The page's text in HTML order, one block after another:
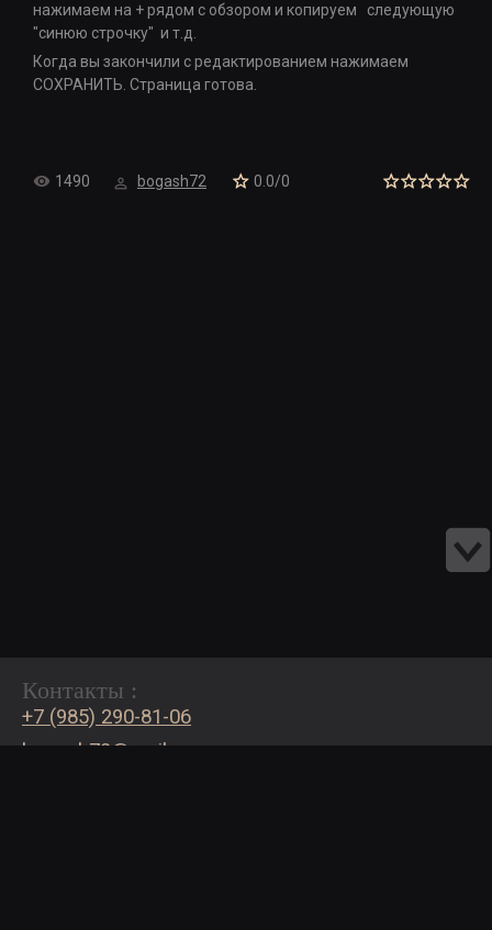
нажимаем на + рядом с обзором и копируем следующую
"синюю строчку" и т.д.
Когда вы закончили с редактированием нажимаем
СОХРАНИТЬ. Страница готова.
1490 bogash72 0.0/0
Контакты :
+7 (985) 290-81-06
bogash72@mail.ru